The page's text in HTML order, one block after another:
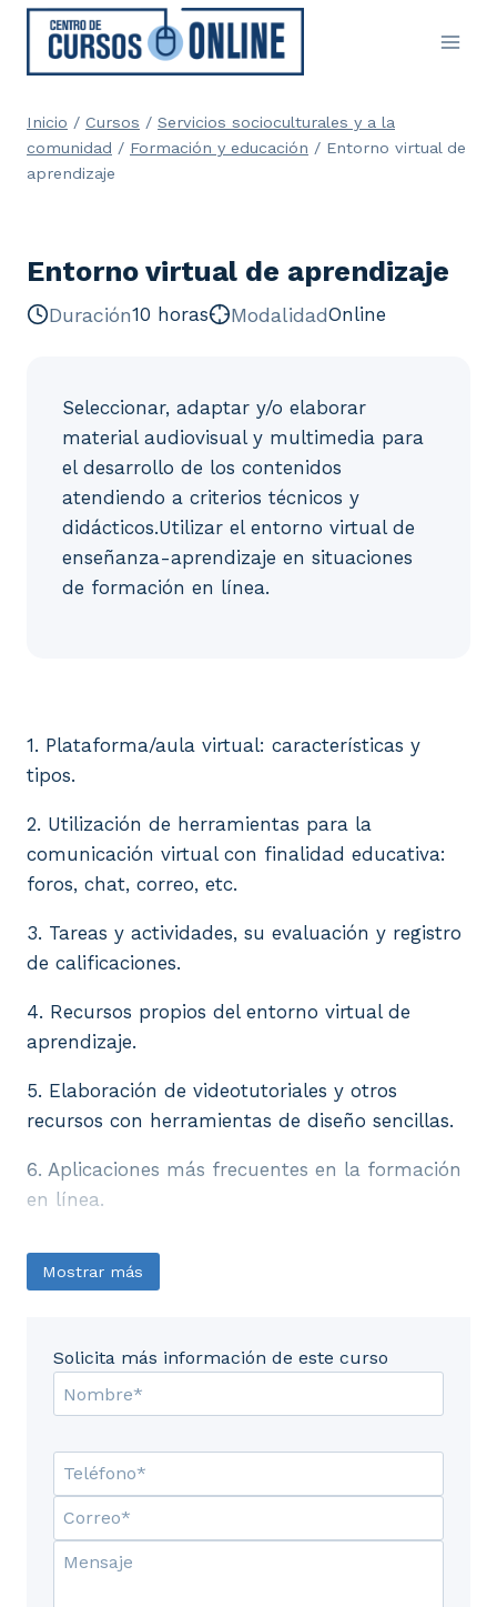
Saltar
contenido
Inicio / Cursos / Servicios socioculturales y a la
comunidad / Formación y educación / Entorno virtual de
aprendizaje
Entorno virtual de aprendizaje
Duración10 horas ModalidadOnline
Seleccionar, adaptar y/o elaborar
material audiovisual y multimedia para
el desarrollo de los contenidos
atendiendo a criterios técnicos y
didácticos.Utilizar el entorno virtual de
enseñanza-aprendizaje en situaciones
de formación en línea.
1. Plataforma/aula virtual: características y
tipos.
2. Utilización de herramientas para la
comunicación virtual con finalidad educativa:
foros, chat, correo, etc.
3. Tareas y actividades, su evaluación y registro
de calificaciones.
4. Recursos propios del entorno virtual de
aprendizaje.
5. Elaboración de videotutoriales y otros
recursos con herramientas de diseño sencillas.
6. Aplicaciones más frecuentes en la formación
en línea.
Mostrar más
Solicita más información de este curso